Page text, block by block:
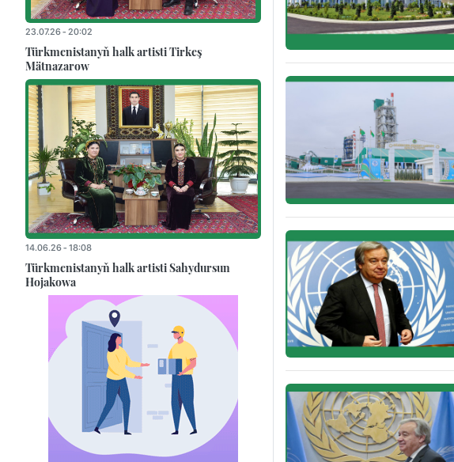
23.07.26 - 20:02
Türkmenistanyň halk artisti Tirkeş
Mätnazarow
14.06.26 - 18:08
Türkmenistanyň halk artisti Sahydursun
Hojakowa